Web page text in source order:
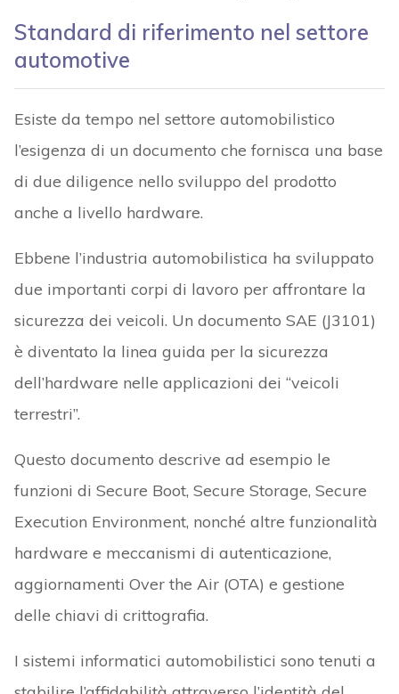
Standard di riferimento nel settore
automotive
Esiste da tempo nel settore automobilistico
l’esigenza di un documento che fornisca una base
di due diligence nello sviluppo del prodotto
anche a livello hardware.
Ebbene l’industria automobilistica ha sviluppato
due importanti corpi di lavoro per affrontare la
sicurezza dei veicoli. Un documento SAE (J3101)
è diventato la linea guida per la sicurezza
dell’hardware nelle applicazioni dei “veicoli
terrestri”.
Questo documento descrive ad esempio le
funzioni di Secure Boot, Secure Storage, Secure
Execution Environment, nonché altre funzionalità
hardware e meccanismi di autenticazione,
aggiornamenti Over the Air (OTA) e gestione
delle chiavi di crittografia.
I sistemi informatici automobilistici sono tenuti a